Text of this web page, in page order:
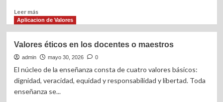
Leer másLeer
más
mejor
código
ético
personal
y
profesional
Aplicacion de Valores
Valores éticos en los docentes o maestros
admin mayo 30, 2026 0
El núcleo de la enseñanza consta de cuatro valores básicos:
dignidad, veracidad, equidad y responsabilidad y libertad. Toda
enseñanza se...